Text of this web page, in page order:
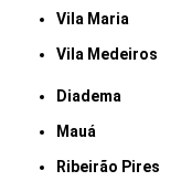
Vila Maria
Vila Medeiros
Diadema
Mauá
Ribeirão Pires